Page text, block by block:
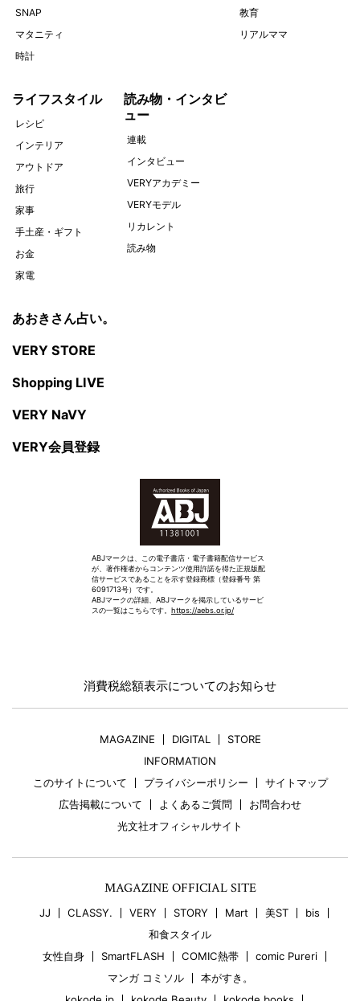
SNAP
マタニティ
時計
教育
リアルママ
ライフスタイル
レシピ
インテリア
アウトドア
旅行
家事
手土産・ギフト
お金
家電
読み物・インタビ
ュー
連載
インタビュー
VERYアカデミー
VERYモデル
リカレント
読み物
あおきさん占い。
VERY STORE
Shopping LIVE
VERY NaVY
VERY会員登録
ABJマークは、この電子書店・電子書籍配信サービス
が、著作権者からコンテンツ使用許諾を得た正規版配
信サービスであることを示す登録商標（登録番号 第
6091713号）です。
ABJマークの詳細、ABJマークを掲示しているサービ
スの一覧はこちらです。 https://aebs.or.jp/
消費税総額表示についてのお知らせ
MAGAZINE DIGITAL
STORE
INFORMATION
このサイトについて
プライバシーポリシー
サイトマップ
広告掲載について
よくあるご質問
お問合わせ
光文社オフィシャルサイト
MAGAZINE OFFICIAL SITE
JJ CLASSY. VERY STORY Mart 美ST
bis
和食スタイル
女性自身
SmartFLASH COMIC熱帯
comic Pureri
マンガ コミソル
本がすき。